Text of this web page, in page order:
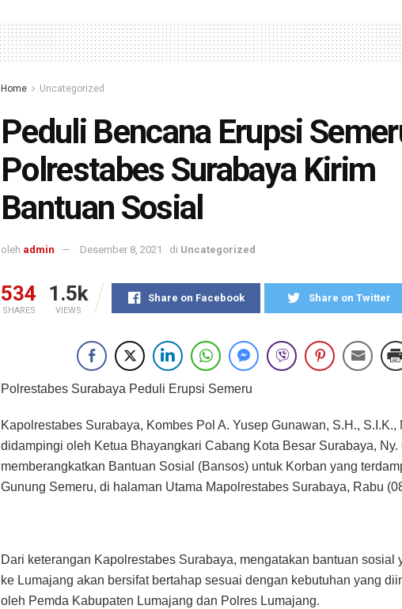
Home Uncategorized
Peduli Bencana Erupsi
Polrestabes Surabaya Kirim
Bantuan Sosial
oleh admin Desember 8, 2021 di Uncategorized
534
SHARES
1.5k
VIEWS
Share on Facebook Share on Twitter
Polrestabes Surabaya Peduli Erupsi Semeru
Kapolrestabes Surabaya, Kombes Pol A. Yusep Gunawan, S.H., S.I.K.,
didampingi oleh Ketua Bhayangkari Cabang Kota Besar Surabaya, Ny.
memberangkatkan Bantuan Sosial (Bansos) untuk Korban yang
Gunung Semeru, di halaman Utama Mapolrestabes Surabaya, Rabu
Dari keterangan Kapolrestabes Surabaya, mengatakan bantuan sosial
ke Lumajang akan bersifat bertahap sesuai dengan kebutuhan yang
oleh Pemda Kabupaten Lumajang dan Polres Lumajang.